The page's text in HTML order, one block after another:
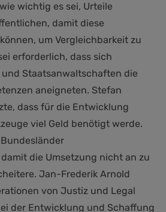
wichtig es sei, Urteile
damit diese
um Vergleichbarkeit zu
erforderlich, dass sich
Staatsanwaltschaften die
aneigneten. Stefan
dass für die Entwicklung
viel Geld benötigt werde.
die Umsetzung nicht an zu
Jan-Frederik Arnold
von Justiz und Legal
der Entwicklung und Schaffung